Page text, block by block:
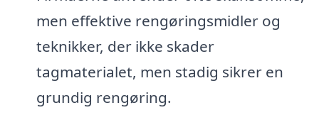
men effektive rengøringsmidler og
teknikker, der ikke skader
tagmaterialet, men stadig sikrer en
grundig rengøring.